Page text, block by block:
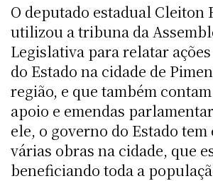
O deputado estadual Cleiton
utilizou a tribuna da
Legislativa para relatar
do Estado na cidade de
região, e que também
apoio e emendas
ele, o governo do Estado tem
várias obras na cidade, que
beneficiando toda a